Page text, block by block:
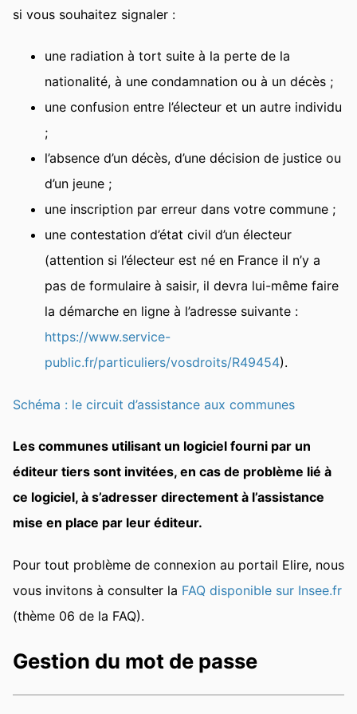
si vous souhaitez signaler :
une radiation à tort suite à la perte de la
nationalité, à une condamnation ou à un décès ;
une confusion entre l’électeur et un autre individu
;
l’absence d’un décès, d’une décision de justice ou
d’un jeune ;
une inscription par erreur dans votre commune ;
une contestation d’état civil d’un électeur
(attention si l’électeur est né en France il n’y a
pas de formulaire à saisir, il devra lui-même faire
la démarche en ligne à l’adresse suivante :
https://www.service-
public.fr/particuliers/vosdroits/R49454).
Schéma : le circuit d’assistance aux communes
Les communes utilisant un logiciel fourni par un
éditeur tiers sont invitées, en cas de problème lié à
ce logiciel, à s’adresser directement à l’assistance
mise en place par leur éditeur.
Pour tout problème de connexion au portail Elire, nous
vous invitons à consulter la FAQ disponible sur Insee.fr
(thème 06 de la FAQ).
Gestion du mot de passe